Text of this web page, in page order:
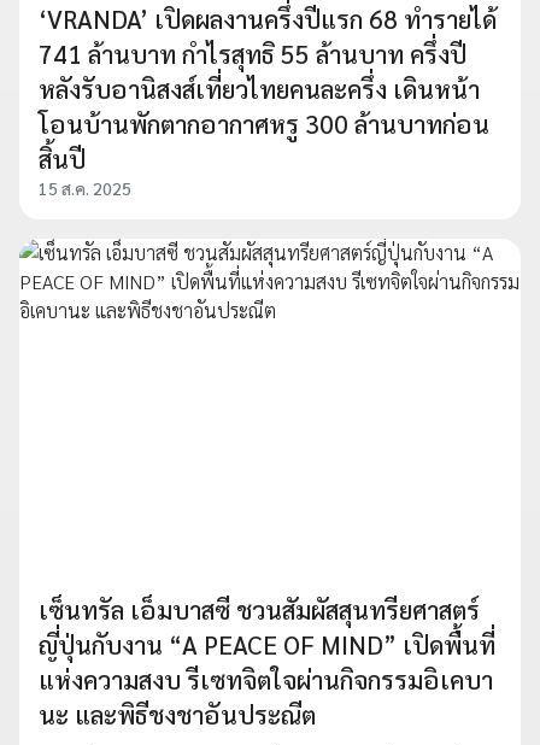
‘VRANDA’ เปิดผลงานครึ่งปีแรก 68 ทำรายได้
741 ล้านบาท กำไรสุทธิ 55 ล้านบาท ครึ่งปี
หลังรับอานิสงส์เที่ยวไทยคนละครึ่ง เดินหน้า
โอนบ้านพักตากอากาศหรู 300 ล้านบาทก่อน
สิ้นปี
15 ส.ค. 2025
เซ็นทรัล เอ็มบาสซี ชวนสัมผัสสุนทรียศาสตร์
ญี่ปุ่นกับงาน “A PEACE OF MIND” เปิดพื้นที่
แห่งความสงบ รีเซทจิตใจผ่านกิจกรรมอิเคบา
นะ และพิธีชงชาอันประณีต